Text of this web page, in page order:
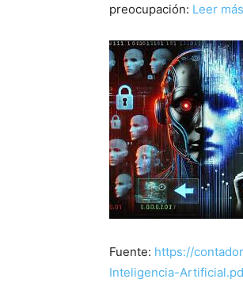
preocupación: Leer más
Fuente: https://
Inteligencia-